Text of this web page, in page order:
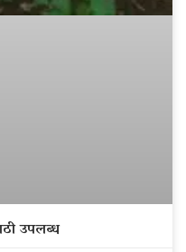
उपलब्ध